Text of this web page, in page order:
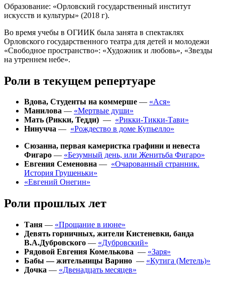
Образование: «Орловский государственный институт
искусств и культуры» (2018 г).
Во время учебы в ОГИИК была занята в спектаклях
Орловского государственного театра для детей и молодежи
«Свободное пространство»: «Художник и любовь», «Звезды
на утреннем небе».
Роли в текущем репертуаре
Вдова, Студенты на коммерше — «Ася»
Манилова — «Мертвые души»
Мать (Рикки, Тедди) — «Рикки-Тикки-Тави»
Нинучча — «Рождество в доме Купьелло»
Сюзанна, первая камеристка графини и невеста
Фигаро — «Безумный день, или Женитьба Фигаро»
Евгения Семеновна — «Очарованный странник.
История Грушеньки»
«Евгений Онегин»
Роли прошлых лет
Таня — «Прощание в июне»
Девять горничных, жители Кистеневки, банда
В.А.Дубровского — «Дубровский»
Рядовой Евгения Комелькова — «Заря»
Бабы — жительницы Варино — «Кутига (Метель)»
Дочка — «Двенадцать месяцев»